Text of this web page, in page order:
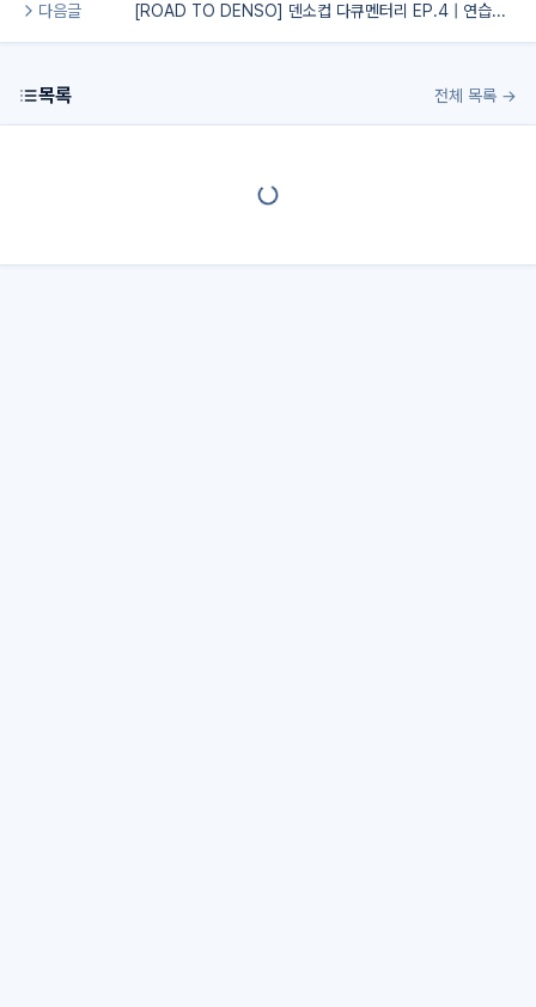
다음글 [ROAD TO DENSO] 덴소컵 다큐멘터리 EP.4 | 연습게임 | vs경남FC | 한일정기전
목록 전체 목록 →